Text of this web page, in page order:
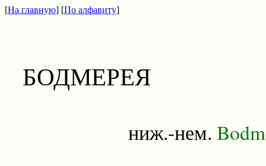
[На главную] [По алфавиту]
БОДМЕРЕЯ
ниж.-нем.